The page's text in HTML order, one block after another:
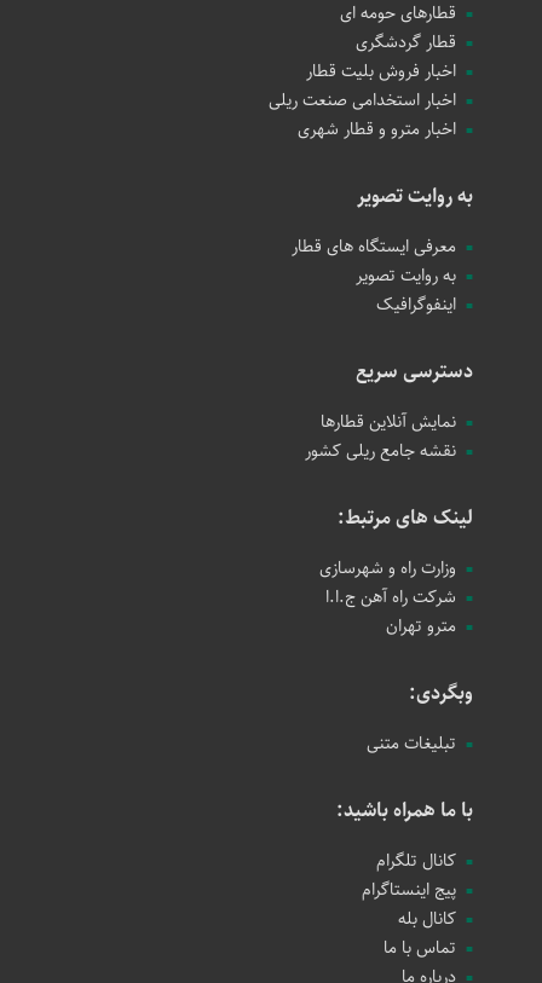
قطارهای حومه ای
قطار گردشگری
اخبار فروش بلیت قطار
اخبار استخدامی صنعت ریلی
اخبار مترو و قطار شهری
به روایت تصویر
معرفی ایستگاه های قطار
به روایت تصویر
اینفوگرافیک
دسترسی سریع
نمایش آنلاین قطارها
نقشه جامع ریلی کشور
لینک های مرتبط:
وزارت راه و شهرسازی
شرکت راه آهن ج.ا.ا
مترو تهران
وبگردی:
تبلیغات متنی
با ما همراه باشید:
کانال تلگرام
پیج اینستاگرام
کانال بله
تماس با ما
درباره ما